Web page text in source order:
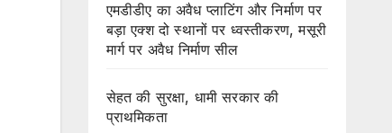
एमडीडीए का अवैध प्लाटिंग और निर्माण पर
बड़ा एक्श दो स्थानों पर ध्वस्तीकरण, मसूरी
मार्ग पर अवैध निर्माण सील
सेहत की सुरक्षा, धामी सरकार की
प्राथमिकता